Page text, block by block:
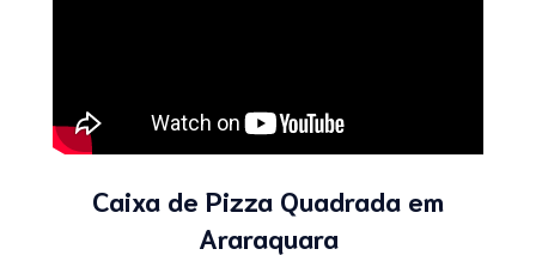
Caixa de Pizza Quadrada em
Araraquara